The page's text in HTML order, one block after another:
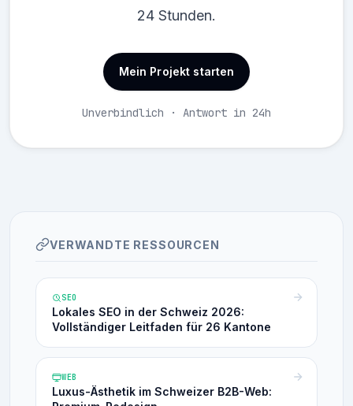
24 Stunden.
Mein Projekt starten
Unverbindlich · Antwort in 24h
VERWANDTE RESSOURCEN
SEO
Lokales SEO in der Schweiz 2026:
Vollständiger Leitfaden für 26 Kantone
WEB
Luxus-Ästhetik im Schweizer B2B-Web: